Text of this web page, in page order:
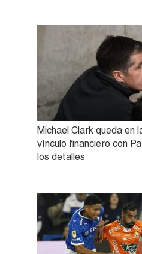
Michael Clark queda en
vínculo financiero con
los detalles